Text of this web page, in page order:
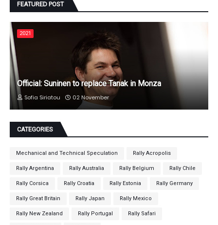
FEATURED POST
2021
Official: Suninen to replace Tanak in Monza
Sofia Siriatou 02 November
CATEGORIES
Mechanical and Technical Speculation Rally Acropolis
Rally Argentina Rally Australia Rally Belgium Rally Chile
Rally Corsica Rally Croatia Rally Estonia Rally Germany
Rally Great Britain Rally Japan Rally Mexico
Rally New Zealand Rally Portugal Rally Safari